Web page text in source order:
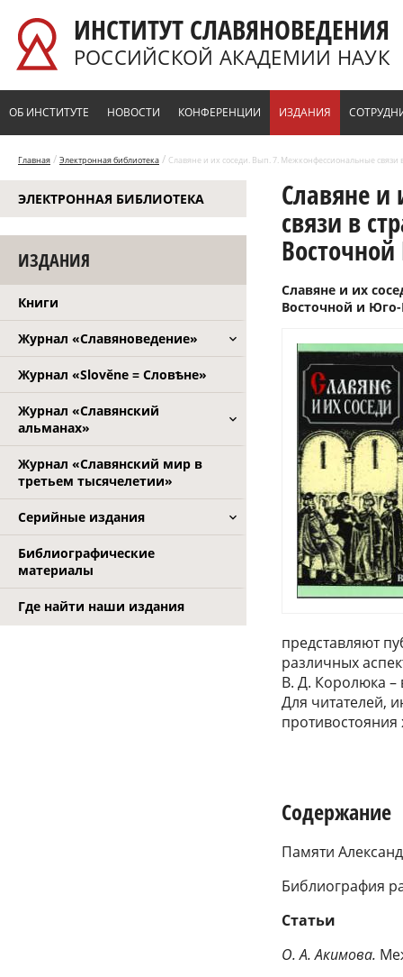
ИНСТИТУТ СЛАВЯНОВЕДЕНИЯ
РОССИЙСКОЙ АКАДЕМИИ НАУК
ОБ ИНСТИТУТЕ НОВОСТИ КОНФЕРЕНЦИИ ИЗДАНИЯ
Главная / Электронная библиотека / Славяне и их соседи. Вып. 7. Межконфессиональные связи
ЭЛЕКТРОННАЯ БИБЛИОТЕКА
ИЗДАНИЯ
Книги
Журнал «Славяноведение»
Журнал «Slověne = Словѣне»
Журнал «Славянский
альманах»
Журнал «Славянский мир в
третьем тысячелетии»
Серийные издания
Библиографические
материалы
Где найти наши издания
Славяне
связи в
Славяне и их
Восточной и Юго-
представляют
различных
В. Д. Королюка –
Для читателей,
противостояния
Содержание
Памяти
Библиография
Статьи
О. А. Акимова.